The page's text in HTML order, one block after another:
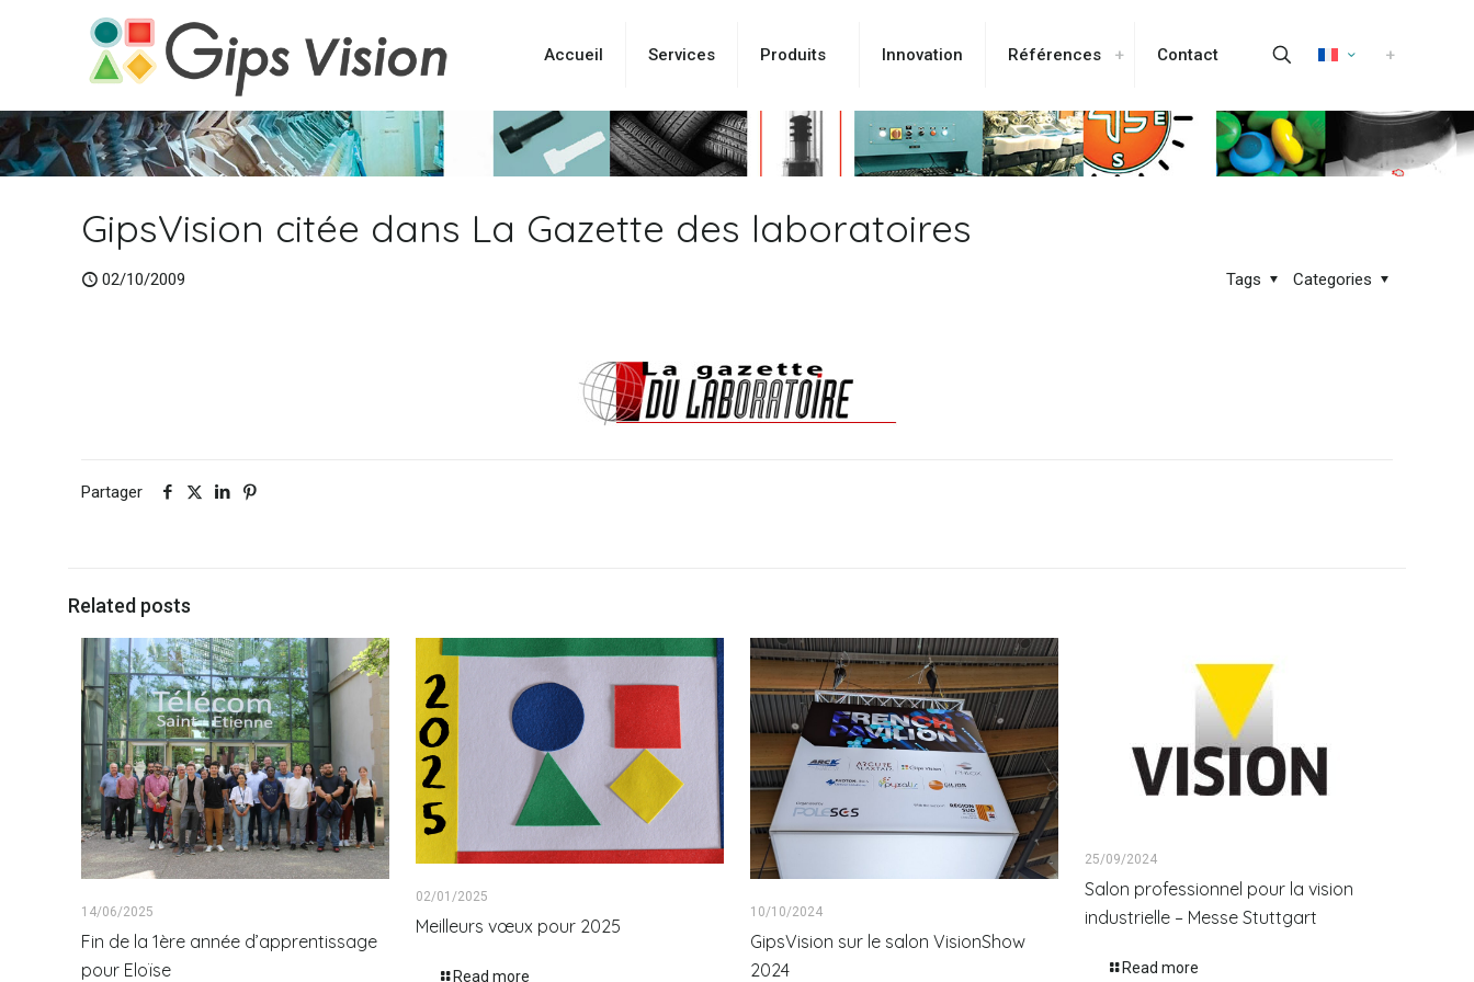
Accueil Services Produits Innovation Références Contact
GipsVision citée dans La Gazette des laboratoires
02/10/2009 Categories
Tags
Partager
Related posts
14/06/2025
Fin de la 1ère année d’apprentissage
pour Eloïse
02/01/2025
Meilleurs vœux pour 2025
Read more
10/10/2024
GipsVision sur le salon VisionShow
2024
25/09/2024
Salon professionnel pour la vision
industrielle – Messe Stuttgart
Read more